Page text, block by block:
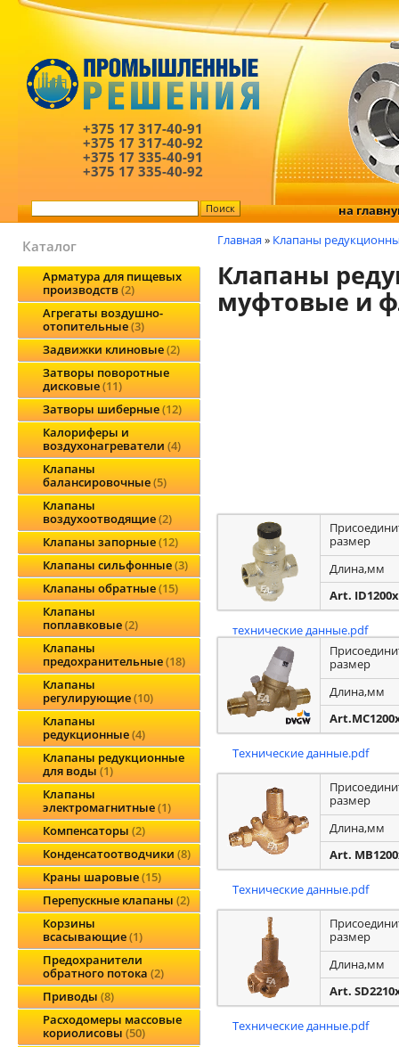
+375 17 317-40-91
+375 17 317-40-92
+375 17 335-40-91
+375 17 335-40-92
на
Каталог
Арматура для пищевых
производств 2
Агрегаты воздушно-
отопительные 3
Задвижки клиновые 2
Затворы поворотные
дисковые 11
Затворы шиберные 12
Калориферы и
воздухонагреватели 4
Клапаны
балансировочные 5
Клапаны
воздухоотводящие 2
Клапаны запорные 12
Клапаны сильфонные 3
Клапаны обратные 15
Клапаны
поплавковые 2
Клапаны
предохранительные 18
Клапаны
регулирующие 10
Клапаны
редукционные 4
Клапаны редукционные
для воды 1
Клапаны
электромагнитные 1
Компенсаторы 2
Конденсатоотводчики 8
Краны шаровые 15
Перепускные клапаны 2
Корзины
всасывающие 1
Предохранители
обратного потока 2
Приводы 8
Расходомеры массовые
кориолисовы 50
Главная » Клапаны
Клапаны
муфтовые и
размер
Длина,мм
Art.
технические данные.pdf
размер
Длина,мм
Технические данные.pdf
размер
Длина,мм
Art.
Технические данные.pdf
размер
Длина,мм
Art.
Технические данные.pdf